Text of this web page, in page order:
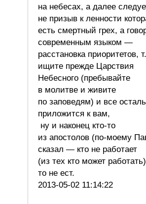
на небесах, а далее
не призыв к ленности
есть смертный грех, а
современным языком —
расстановка приоритетов,
ищите прежде Царствия
Небесного (пребывайте
в молитве и живите
по заповедям) и все
приложится к вам,
ну и наконец кто-то
из апостолов (по-моему
сказал — кто не работает
(из тех кто может работать)
то не ест.
2013-05-02 11:14:22